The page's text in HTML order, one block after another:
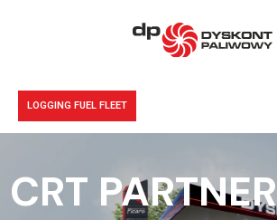
LOGGING FUEL FLEET
CRT PARTNER